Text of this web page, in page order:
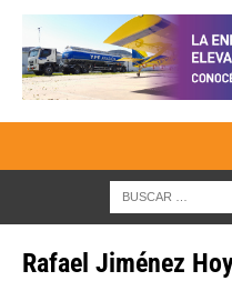
Rafael Jiménez